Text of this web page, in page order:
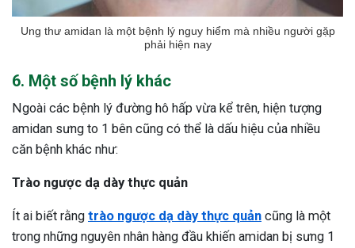
Ung thư amidan là một bệnh lý nguy hiểm mà nhiều người gặp
phải hiện nay
6. Một số bệnh lý khác
Ngoài các bệnh lý đường hô hấp vừa kể trên, hiện tượng
amidan sưng to 1 bên cũng có thể là dấu hiệu của nhiều
căn bệnh khác như:
Trào ngược dạ dày thực quản
Ít ai biết rằng trào ngược dạ dày thực quản cũng là một
trong những nguyên nhân hàng đầu khiến amidan bị sưng 1